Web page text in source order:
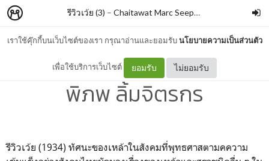
เราใช้คุ๊กกี้บนเว็บไซต์ของเรา กรุณาอ่านและยอมรับนโยบายความเป็นส่วนตัว
เพื่อใช้บริการเว็บไซต์ ยอมรับ ไม่ยอมรับ
รีวิวเว้ย (3) – Chaitawat Marc Seephongsai
Have A Nice Beer! By เท่า
พิภพ ลิ้มจิตรกร
รีวิวเว้ย (1934) ทัศนะของเหล้าในสังคมที่พุทธศาสตามคความ